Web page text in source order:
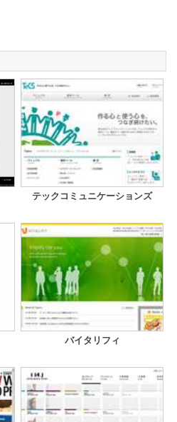
テックコミュニケーションズ
バイタリフィ